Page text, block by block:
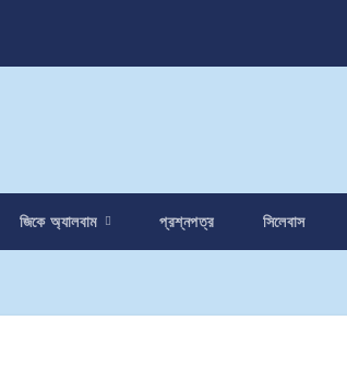
জিকে অ্যালবাম প্রশ্নপত্র সিলেবাস